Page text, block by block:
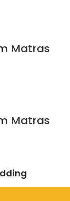
Matras
Matras